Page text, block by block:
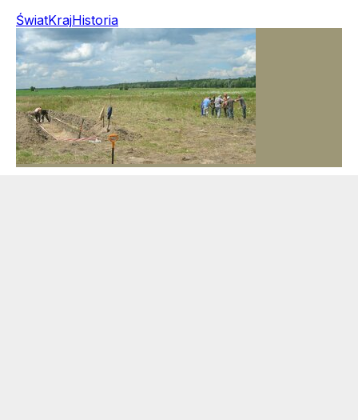
ŚwiatKrajHistoria